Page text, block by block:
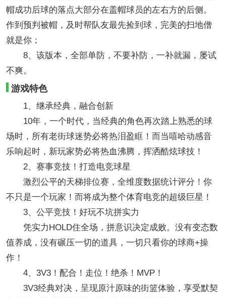
帽成功后球的落点大部分在盖帽球员的左右方的后侧。
作到预判被帽，及时帮队友最先捡到球，完美的扫地僧
就是你；
8、该版本，全部单防，不要补防，一补就漏，屡试
不爽。
游戏特色
1、继承经典，融合创新
10年，一个时代，当经典的角色再次踏上熟悉的球
场时，所有老街球迷势必将热泪盈眶！而当嘻哈动感音
乐响起时，新玩家势必将热血沸腾，挥洒酷炫球技！
2、赛事竞技！打造电竞球星
激烈公平的天梯排位赛，全维度数据统计评分！你
不只是一个玩家！而将成为整个体育电竞的超级巨星！
3、公平竞技！好玩不坑拼实力
凭实力HOLD住全场，拼意识决定成败。没有变态数
值养成，没有碾压一切的道具，一切只看你的球商+操
作！
4、3V3！配合！走位！绝杀！MVP！
3V3经典对决，呈现原汁原味的街篮体验，享受默契